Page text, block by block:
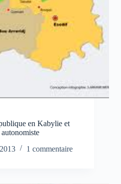
en Kabylie et
1 commentaire